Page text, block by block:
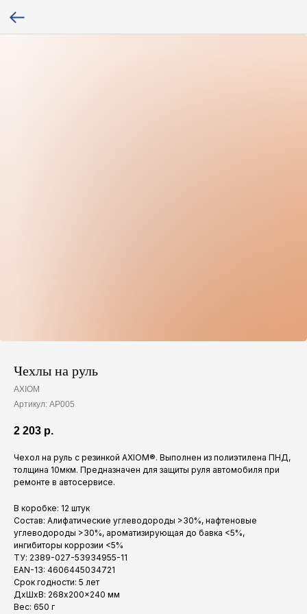
Чехлы на руль
AXIOM
Артикул: AP005
2 203 р.
Чехол на руль с резинкой AXIOM®. Выполнен из полиэтилена ПНД,
толщина 10мкм. Предназначен для защиты руля автомобиля при
ремонте в автосервисе.
В коробке: 12 штук
Состав: Алифатические углеводороды >30%, нафтеновые
углеводороды >30%, ароматизирующая до бавка <5%,
ингибиторы коррозии <5%
ТУ: 2389-027-53934955-11
EAN-13: 4606445034721
Срок годности: 5 лет
ДxШxВ: 268x200x240 мм
Вес: 650 г